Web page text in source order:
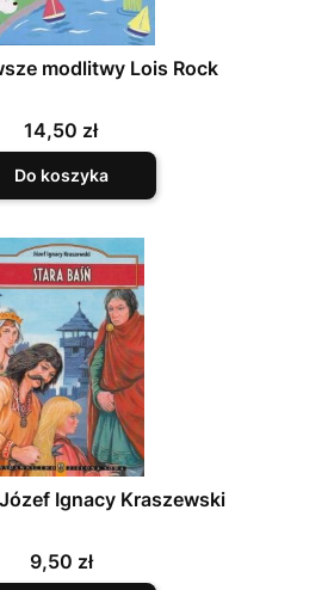
modlitwy Lois Rock
Cena
14,50 zł
Do koszyka
Ignacy Kraszewski
Cena
9,50 zł